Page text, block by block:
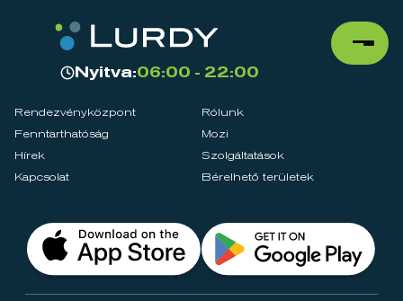
Nyitva:06:00 - 22:00
Rendezvényközpont
Rólunk
Fenntarthatóság
Mozi
Hírek
Szolgáltatások
Kapcsolat
Bérelhető területek